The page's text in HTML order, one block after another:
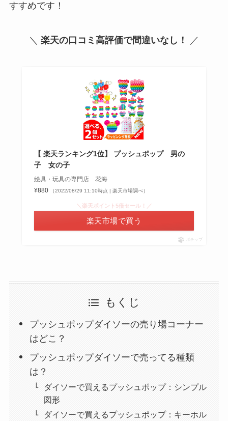
すすめです！
＼ 楽天の口コミ高評価で間違いなし！ ／
【 楽天ランキング1位】 プッシュポップ 男の
子 女の子
絵具・玩具の専門店 花海
¥880
（2022/08/29 11:10時点 | 楽天市場調べ）
＼楽天ポイント5倍セール！／
楽天市場で買う
ポチップ
もくじ
プッシュポップダイソーの売り場コーナー
はどこ？
プッシュポップダイソーで売ってる種類
は？
ダイソーで買えるプッシュポップ：シンプル
図形
ダイソーで買えるプッシュポップ：キーホル